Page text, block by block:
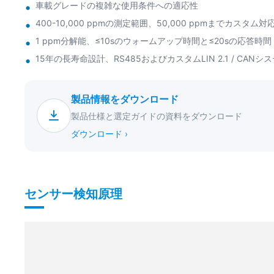
車載グレードの複雑な使用条件への適応性
400-10,000 ppmの測定範囲、50,000 ppmまでカスタム対
1 ppm分解能、≤10sのウォームアップ時間と≤20sの応答時間
15年の長寿命設計、RS485およびカスタムLIN 2.1 / CANシ
製品情報をダウンロード
製品仕様と選定ガイドの資料をダウンロード
ダウンロード ›
センサー検知原理